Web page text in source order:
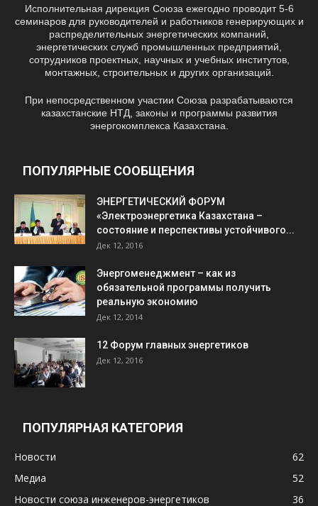
Исполнительная дирекция Союза ежегодно проводит 5-6
семинаров для руководителей и работников генерирующих и
распределительных энергетических компаний,
энергетических служб промышленных предприятий,
сотрудников проектных, научных и учебных институтов,
монтажных, строительных и других организаций.
При непосредственном участии Союза разрабатываются
казахстанские НТД, законы и программы развития
энергокомплекса Казахстана.
ПОПУЛЯРНЫЕ СООБЩЕНИЯ
ЭНЕРГЕТИЧЕСКИЙ ФОРУМ
«Электроэнергетика Казахстана –
состояние и перспективы устойчивого...
Дек 12, 2016
Энергоменеджмент – как из
обязательной программы получить
реальную экономию
Дек 12, 2014
12 Форум главных энергетиков
Дек 12, 2016
ПОПУЛЯРНАЯ КАТЕГОРИЯ
Новости
62
Медиа
52
Новости союза инженеров-энергетиков
36